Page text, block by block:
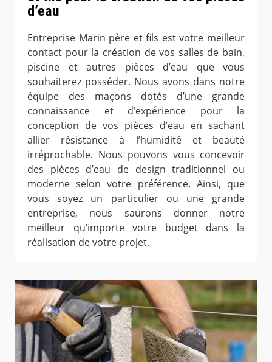
d’eau
Entreprise Marin père et fils est votre meilleur
contact pour la création de vos salles de bain,
piscine et autres pièces d’eau que vous
souhaiterez posséder. Nous avons dans notre
équipe des maçons dotés d’une grande
connaissance et d’expérience pour la
conception de vos pièces d’eau en sachant
allier résistance à l’humidité et beauté
irréprochable. Nous pouvons vous concevoir
des pièces d’eau de design traditionnel ou
moderne selon votre préférence. Ainsi, que
vous soyez un particulier ou une grande
entreprise, nous saurons donner notre
meilleur qu’importe votre budget dans la
réalisation de votre projet.